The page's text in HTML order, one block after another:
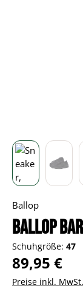
Ballop
BALLOP
Schuhgröße: 47
Regulärer Preis:
89,95 €
Preise inkl.